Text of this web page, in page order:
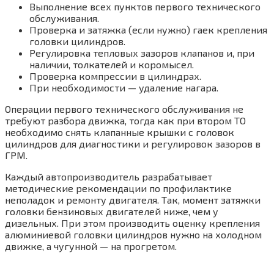
Выполнение всех пунктов первого технического
обслуживания.
Проверка и затяжка (если нужно) гаек крепления
головки цилиндров.
Регулировка тепловых зазоров клапанов и, при
наличии, толкателей и коромысел.
Проверка компрессии в цилиндрах.
При необходимости — удаление нагара.
Операции первого технического обслуживания не
требуют разбора движка, тогда как при втором ТО
необходимо снять клапанные крышки с головок
цилиндров для диагностики и регулировок зазоров в
ГРМ.
Каждый автопроизводитель разрабатывает
методические рекомендации по профилактике
неполадок и ремонту двигателя. Так, момент затяжки
головки бензиновых двигателей ниже, чем у
дизельных. При этом производить оценку крепления
алюминиевой головки цилиндров нужно на холодном
движке, а чугунной — на прогретом.